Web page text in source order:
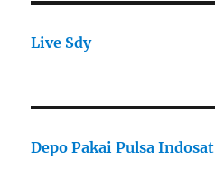
Live Sdy
Depo Pakai Pulsa Indosat